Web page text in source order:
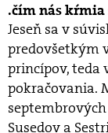
čím nás kŕmia
Jeseň sa v
predovšetkým
princípov, teda
pokračovania.
Susedov a